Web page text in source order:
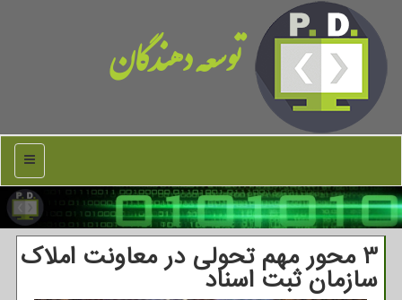
توسعه دهندگان
منو
3 محور مهم تحولی در معاونت املاک
سازمان ثبت اسناد